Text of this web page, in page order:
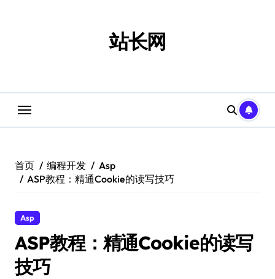
站长网
首页 编程开发
Asp
ASP教程：精通Cookie的读写技巧
Asp
ASP教程：精通Cookie的读写
技巧